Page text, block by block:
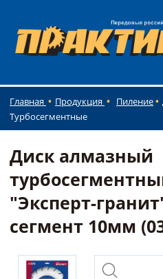
Главная Продукция Пиление
Турбосегментные
Диск алмазный
"Эксперт-
сегмент 10мм